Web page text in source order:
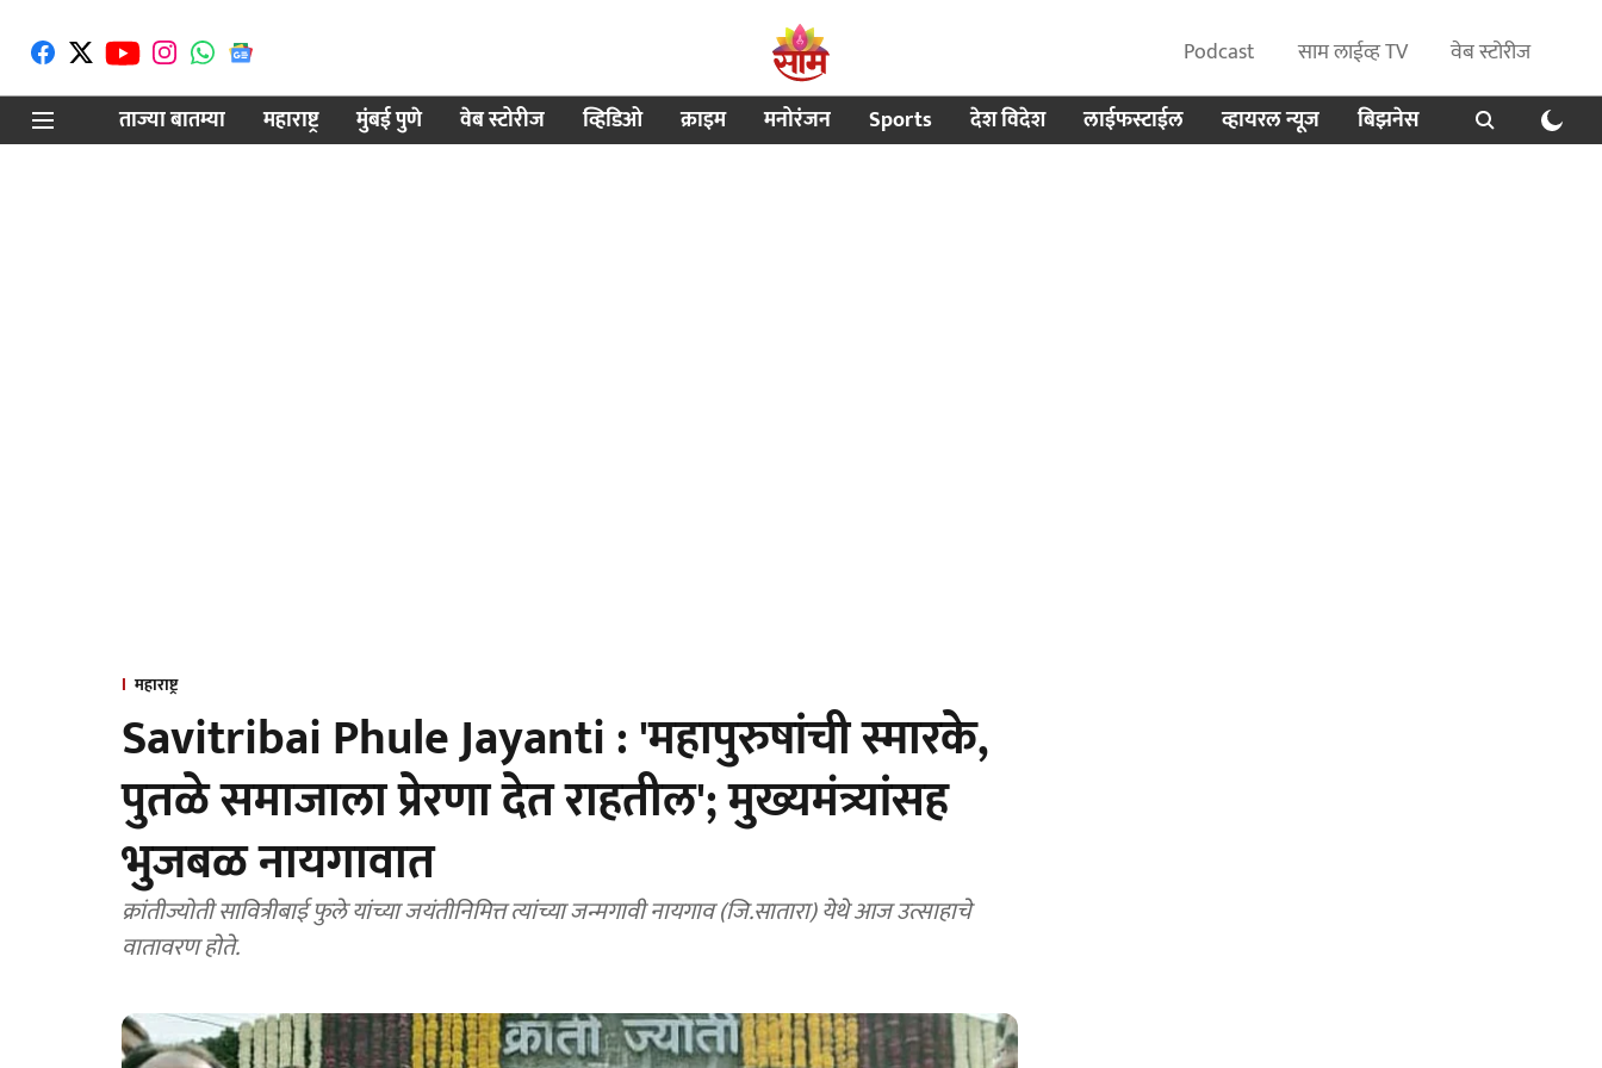
Podcast साम लाईव्ह TV
वेब स्टोरीज
ताज्या बातम्या
महाराष्ट्र मुंबई पुणे वेब स्टोरीज व्हिडिओ क्राइम मनोरंजन Sports देश विदेश लाईफस्टाईल व्हायरल न्यूज बिझनेस
महाराष्ट्र
Savitribai Phule Jayanti : 'महापुरुषांची स्मारके,
पुतळे समाजाला प्रेरणा देत राहतील'; मुख्यमंत्र्यांसह
भुजबळ नायगावात
क्रांतीज्योती सावित्रीबाई फुले यांच्या जयंतीनिमित्त त्यांच्या जन्मगावी नायगाव (जि.सातारा) येथे आज उत्साहाचे
वातावरण हाेते.